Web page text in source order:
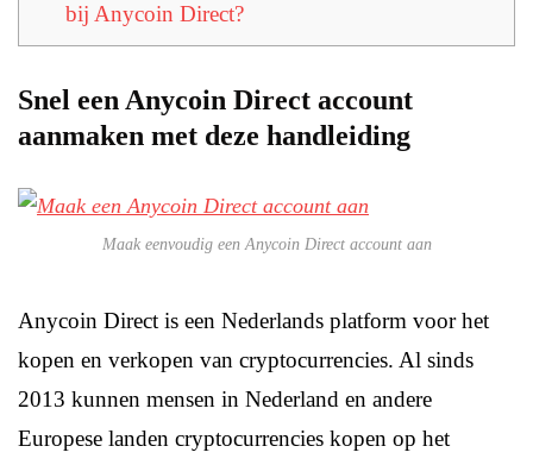
bij Anycoin Direct?
Snel een Anycoin Direct account
aanmaken met deze handleiding
Maak eenvoudig een Anycoin Direct account aan
Anycoin Direct is een Nederlands platform voor het
kopen en verkopen van cryptocurrencies. Al sinds
2013 kunnen mensen in Nederland en andere
Europese landen cryptocurrencies kopen op het